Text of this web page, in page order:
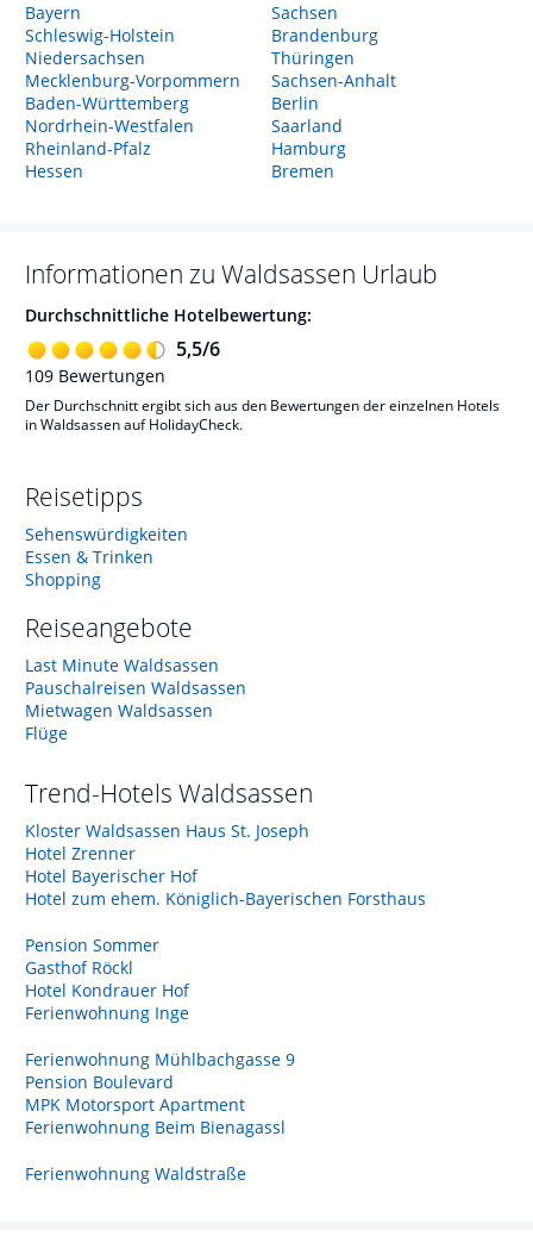
Bayern
Schleswig-Holstein
Niedersachsen
Mecklenburg-Vorpommern
Baden-Württemberg
Nordrhein-Westfalen
Rheinland-Pfalz
Hessen
Sachsen
Brandenburg
Thüringen
Sachsen-Anhalt
Berlin
Saarland
Hamburg
Bremen
Informationen zu Waldsassen Urlaub
Durchschnittliche Hotelbewertung:
5,5/6
109 Bewertungen
Der Durchschnitt ergibt sich aus den Bewertungen der einzelnen Hotels
in Waldsassen auf HolidayCheck.
Reisetipps
Sehenswürdigkeiten
Essen & Trinken
Shopping
Reiseangebote
Last Minute Waldsassen
Pauschalreisen Waldsassen
Mietwagen Waldsassen
Flüge
Trend-Hotels Waldsassen
Kloster Waldsassen Haus St. Joseph
Hotel Zrenner
Hotel Bayerischer Hof
Hotel zum ehem. Königlich-Bayerischen Forsthaus
Pension Sommer
Gasthof Röckl
Hotel Kondrauer Hof
Ferienwohnung Inge
Ferienwohnung Mühlbachgasse 9
Pension Boulevard
MPK Motorsport Apartment
Ferienwohnung Beim Bienagassl
Ferienwohnung Waldstraße